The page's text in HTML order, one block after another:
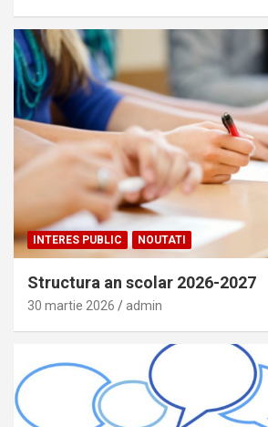
INTERES PUBLIC NOUTATI
Structura an scolar 2026-2027
30 martie 2026 admin